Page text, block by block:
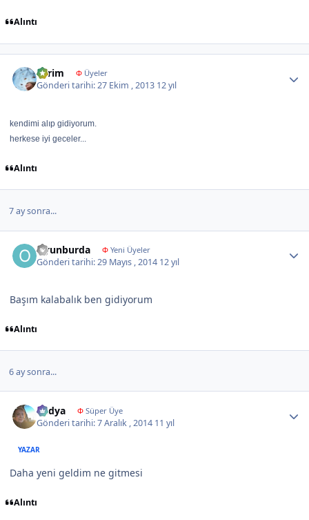
Alıntı
Evrim ΦÜyeler
Gönderi tarihi:27 Ekim , 2013 12 yıl
kendimi alıp gidiyorum.
herkese iyi geceler...
Alıntı
7 ay sonra...
Oyunburda ΦYeni Üyeler
Gönderi tarihi:29 Mayıs , 2014 12 yıl
Başım kalabalık ben gidiyorum
Alıntı
6 ay sonra...
Radya ΦSüper Üye
Gönderi tarihi:7 Aralık , 2014 11 yıl
YAZAR
Daha yeni geldim ne gitmesi
Alıntı